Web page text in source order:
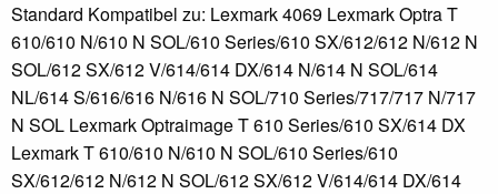
Standard Kompatibel zu: Lexmark 4069 Lexmark Optra T
610/610 N/610 N SOL/610 Series/610 SX/612/612 N/612 N
SOL/612 SX/612 V/614/614 DX/614 N/614 N SOL/614
NL/614 S/616/616 N/616 N SOL/710 Series/717/717 N/717
N SOL Lexmark Optraimage T 610 Series/610 SX/614 DX
Lexmark T 610/610 N/610 N SOL/610 Series/610
SX/612/612 N/612 N SOL/612 SX/612 V/614/614 DX/614